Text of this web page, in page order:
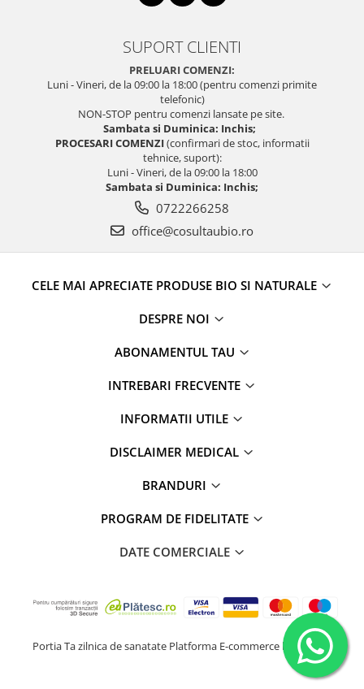
SUPORT CLIENTI
PRELUARI COMENZI:
Luni - Vineri, de la 09:00 la 18:00 (pentru comenzi primite
telefonic)
NON-STOP pentru comenzi lansate pe site.
Sambata si Duminica: Inchis;
PROCESARI COMENZI(confirmari de stoc, informatii
tehnice, suport):
Luni - Vineri, de la 09:00 la 18:00
Sambata si Duminica: Inchis;
0722266258
office@cosultaubio.ro
CELE MAI APRECIATE PRODUSE BIO SI NATURALE
DESPRE NOI
ABONAMENTUL TAU
INTREBARI FRECVENTE
INFORMATII UTILE
DISCLAIMER MEDICAL
BRANDURI
PROGRAM DE FIDELITATE
DATE COMERCIALE
Portia Ta zilnica de sanatate Platforma E-commerce by Gomag